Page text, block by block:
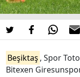
Beşiktaş , Spor
Bitexen